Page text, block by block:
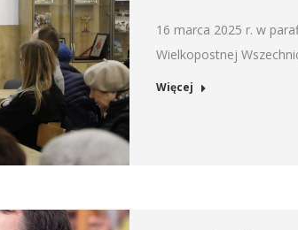
16 marca 2025 r. w
Wielkopostnej
Więcej